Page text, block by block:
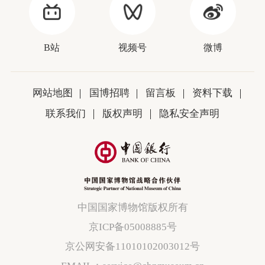
B站 视频号 微博
网站地图 国博招聘 留言板
资料下载
联系我们
版权声明 隐私安全声明
中国国家博物馆版权所有
京ICP备05008885号
京公网安备11010102003012号